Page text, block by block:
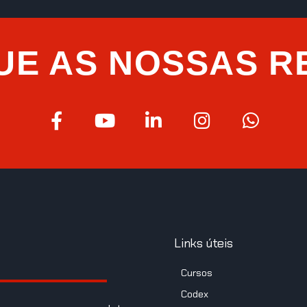
AS NOSSAS
Links úteis
Cursos
Codex